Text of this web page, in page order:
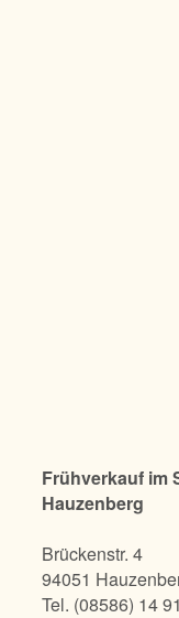
Frühverkauf im
Hauzenberg
Brückenstr. 4
94051
Tel. (08586) 14 91